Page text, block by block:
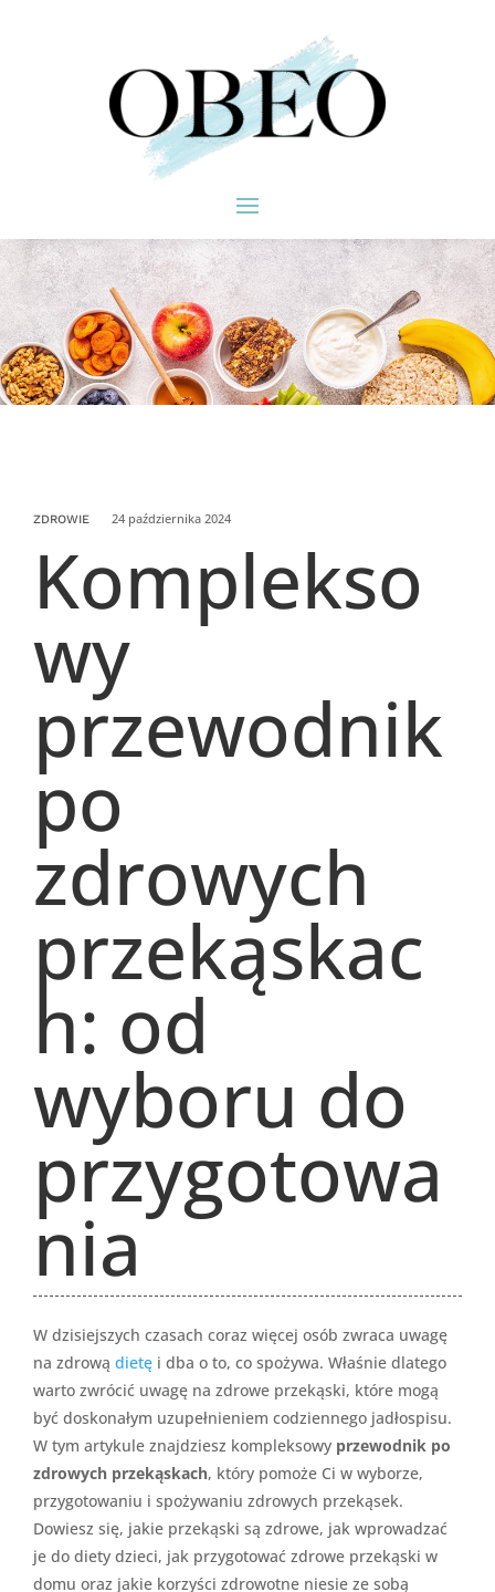
ZDROWIE 24 października 2024
Komplekso
wy
przewodnik
po
zdrowych
przekąskac
h: od
wyboru do
przygotowa
nia
W dzisiejszych czasach coraz więcej osób zwraca uwagę
na zdrową dietę i dba o to, co spożywa. Właśnie dlatego
warto zwrócić uwagę na zdrowe przekąski, które mogą
być doskonałym uzupełnieniem codziennego jadłospisu.
W tym artykule znajdziesz kompleksowy przewodnik po
zdrowych przekąskach, który pomoże Ci w wyborze,
przygotowaniu i spożywaniu zdrowych przekąsek.
Dowiesz się, jakie przekąski są zdrowe, jak wprowadzać
je do diety dzieci, jak przygotować zdrowe przekąski w
domu oraz jakie korzyści zdrowotne niesie ze sobą